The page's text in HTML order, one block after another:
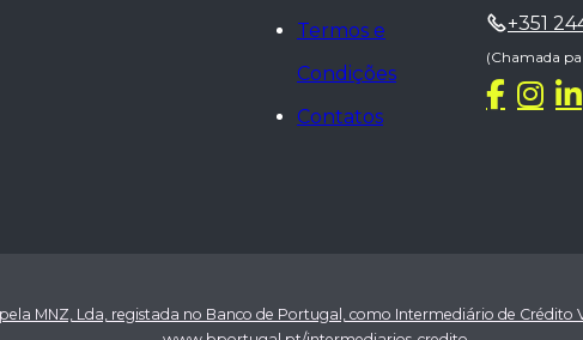
Termos e
Condições
Contatos
+351
(Chamada
MNZ, Lda, registada no Banco de Portugal, como Intermediário de Crédito